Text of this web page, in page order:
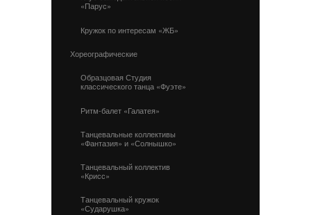
«Парус»
Кружок по интересам «ЖБ»
Хореографические
Образцовая Студия
классического танца «Фуэте»
Ритм-балет «Галатея»
Танцевальные коллективы
«Фантазия» и «Солнышко»
Танцевальный коллектив
«Крисс»
Танцевальный кружок
«Сударушка»